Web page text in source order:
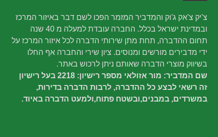
צ'יק צ'אק ג'וק והמדביר המזמר הפכו לשם דבר באיזור המרכז
ובמדינת ישראל בכלל. החברה עובדת למעלה מ 40 שנה
תחום ההדברה, תחת מתן שירותי הדברה לכל איזור המרכז על
ידי מדבירים מורשים ומנוסים. ציון שירי והחברה אף החלו
בשיווק מוצרי הדברה שאותם ניתן לרכוש באתר.
שם המדביר: מור אזולאי מספר רישיון: 2218 בעל רישיון
זה רשאי לבצע כל ההדברה, לרבות הדברה בדירות,
במשרדים, במבנים,ובשטח פתוח,ולמעט הדברה באיוד.